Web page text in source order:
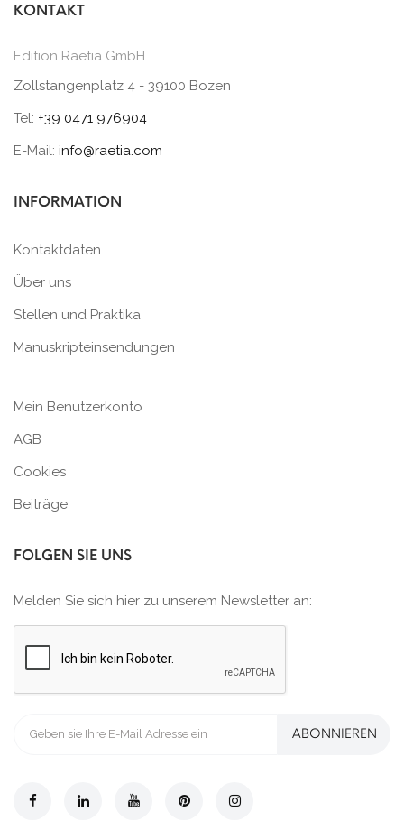
KONTAKT
Edition Raetia GmbH
Zollstangenplatz 4 - 39100 Bozen
Tel: +39 0471 976904
E-Mail: info@raetia.com
INFORMATION
Kontaktdaten
Über uns
Stellen und Praktika
Manuskripteinsendungen
Mein Benutzerkonto
AGB
Cookies
Beiträge
FOLGEN SIE UNS
Melden Sie sich hier zu unserem Newsletter an:
ABONNIEREN